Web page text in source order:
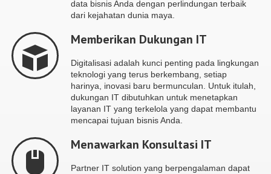
data bisnis Anda dengan perlindungan terbaik
dari kejahatan dunia maya.
Memberikan Dukungan IT
Digitalisasi adalah kunci penting pada lingkungan
teknologi yang terus berkembang, setiap
harinya, inovasi baru bermunculan. Untuk itulah,
dukungan IT dibutuhkan untuk menetapkan
layanan IT yang terkelola yang dapat membantu
mencapai tujuan bisnis Anda.
Menawarkan Konsultasi IT
Partner IT solution yang berpengalaman dapat